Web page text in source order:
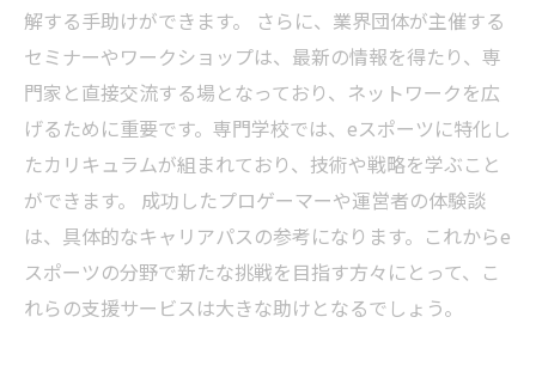
解する手助けができます。 さらに、業界団体が主催する
セミナーやワークショップは、最新の情報を得たり、専
門家と直接交流する場となっており、ネットワークを広
げるために重要です。専門学校では、eスポーツに特化し
たカリキュラムが組まれており、技術や戦略を学ぶこと
ができます。 成功したプロゲーマーや運営者の体験談
は、具体的なキャリアパスの参考になります。これからe
スポーツの分野で新たな挑戦を目指す方々にとって、こ
れらの支援サービスは大きな助けとなるでしょう。